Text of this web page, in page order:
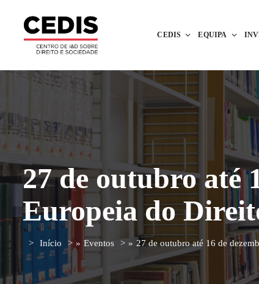
CEDIS EQUIPA
27 de outubro até
Europeia do
Início » Eventos » 27 de outubro até 16 de